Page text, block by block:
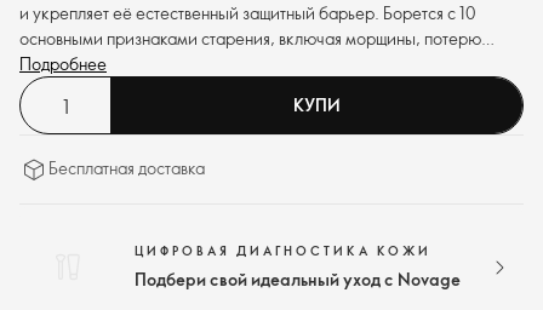
и укрепляет её естественный защитный барьер. Борется с 10
основными признаками старения, включая морщины, потерю
упругости, тусклый цвет лица и неровный тон.
Подробнее
КУПИ
Бесплатная доставка
ЦИФРОВАЯ ДИАГНОСТИКА КОЖИ
Подбери свой идеальный уход с Novage